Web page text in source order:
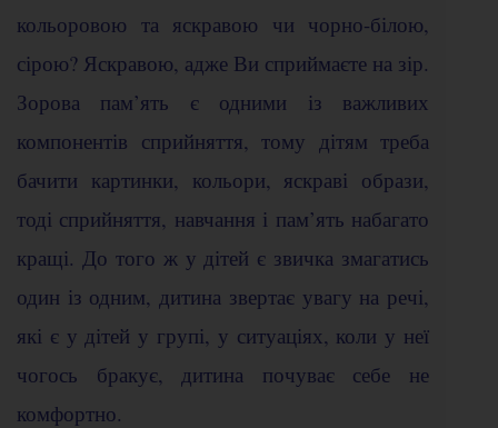
кольоровою та яскравою чи чорно-білою,
сірою? Яскравою, адже Ви сприймаєте на зір.
Зорова пам’ять є одними із важливих
компонентів сприйняття, тому дітям треба
бачити картинки, кольори, яскраві образи,
тоді сприйняття, навчання і пам’ять набагато
кращі. До того ж у дітей є звичка змагатись
один із одним, дитина звертає увагу на речі,
які є у дітей у групі, у ситуаціях, коли у неї
чогось бракує, дитина почуває себе не
комфортно.